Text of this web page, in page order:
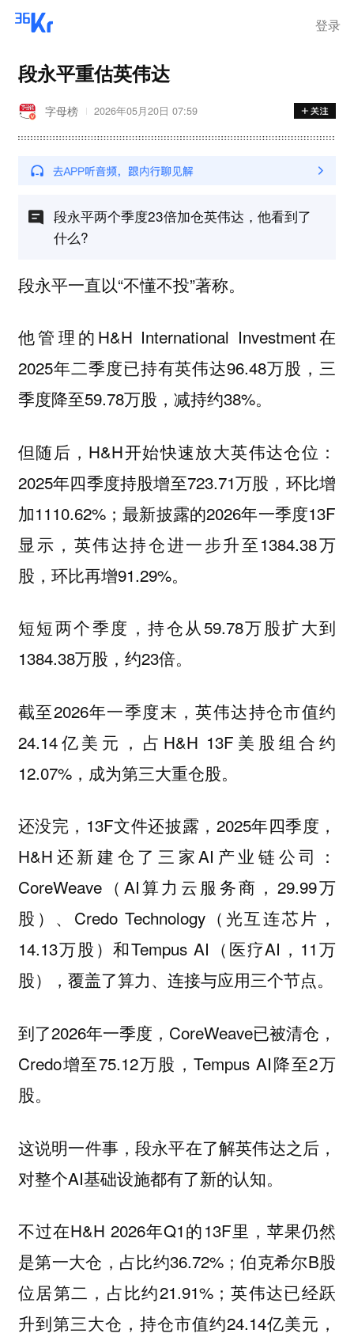
登录
段永平重估英伟达
字母榜 2026年05月20日 07:59
段永平两个季度23倍加仓英伟达，他看到了
什么?
段永平一直以“不懂不投”著称。
他管理的H&H International Investment在
2025年二季度已持有英伟达96.48万股，三
季度降至59.78万股，减持约38%。
但随后，H&H开始快速放大英伟达仓位：
2025年四季度持股增至723.71万股，环比增
加1110.62%；最新披露的2026年一季度13F
显示，英伟达持仓进一步升至1384.38万
股，环比再增91.29%。
短短两个季度，持仓从59.78万股扩大到
1384.38万股，约23倍。
截至2026年一季度末，英伟达持仓市值约
24.14亿美元，占H&H 13F美股组合约
12.07%，成为第三大重仓股。
还没完，13F文件还披露，2025年四季度，
H&H还新建仓了三家AI产业链公司：
CoreWeave（AI算力云服务商，29.99万
股）、Credo Technology（光互连芯片，
14.13万股）和Tempus AI（医疗AI，11万
股），覆盖了算力、连接与应用三个节点。
到了2026年一季度，CoreWeave已被清仓，
Credo增至75.12万股，Tempus AI降至2万
股。
这说明一件事，段永平在了解英伟达之后，
对整个AI基础设施都有了新的认知。
不过在H&H 2026年Q1的13F里，苹果仍然
是第一大仓，占比约36.72%；伯克希尔B股
位居第二，占比约21.91%；英伟达已经跃
升到第三大仓，持仓市值约24.14亿美元，